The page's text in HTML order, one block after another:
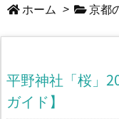
ホーム > 京都
平野神社「桜」
ガイド】